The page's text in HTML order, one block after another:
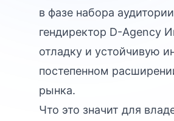
в фазе набора
гендиректор D-Agency
отладку и устойчивую
постепенном
рынка.
Что это значит для